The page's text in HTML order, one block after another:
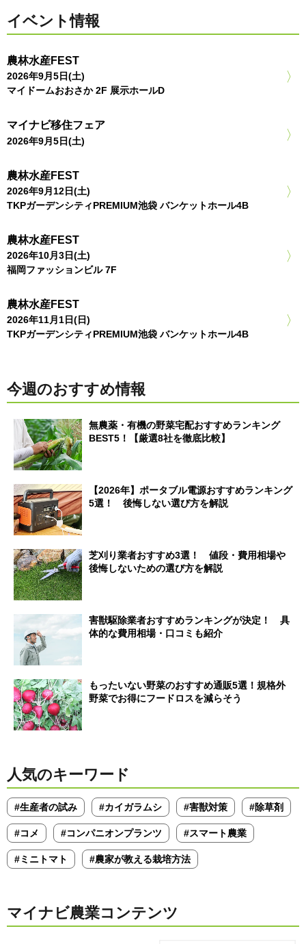
イベント情報
農林水産FEST
2026年9月5日(土)
マイドームおおさか 2F 展示ホールD
マイナビ移住フェア
2026年9月5日(土)
農林水産FEST
2026年9月12日(土)
TKPガーデンシティPREMIUM池袋 バンケットホール4B
農林水産FEST
2026年10月3日(土)
福岡ファッションビル 7F
農林水産FEST
2026年11月1日(日)
TKPガーデンシティPREMIUM池袋 バンケットホール4B
今週のおすすめ情報
無農薬・有機の野菜宅配おすすめランキング
BEST5！【厳選8社を徹底比較】
【2026年】ポータブル電源おすすめランキング
5選！ 後悔しない選び方を解説
芝刈り業者おすすめ3選！ 値段・費用相場や
後悔しないための選び方を解説
害獣駆除業者おすすめランキングが決定！ 具
体的な費用相場・口コミも紹介
もったいない野菜のおすすめ通販5選！規格外
野菜でお得にフードロスを減らそう
人気のキーワード
#生産者の試み #カイガラムシ #害獣対策 #除草剤
#コメ #コンパニオンプランツ #スマート農業
#ミニトマト #農家が教える栽培方法
マイナビ農業コンテンツ